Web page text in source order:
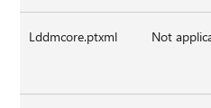
Lddmcore.ptxml Not